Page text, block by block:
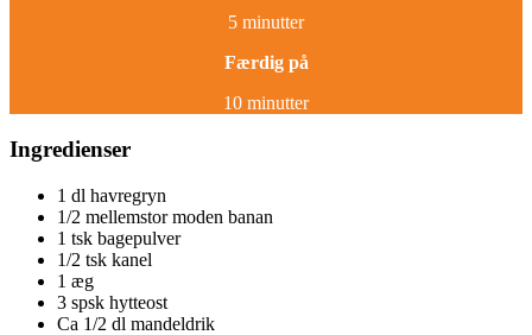
5 minutter
Færdig på
10 minutter
Ingredienser
1 dl havregryn
1/2 mellemstor moden banan
1 tsk bagepulver
1/2 tsk kanel
1 æg
3 spsk hytteost
Ca 1/2 dl mandeldrik